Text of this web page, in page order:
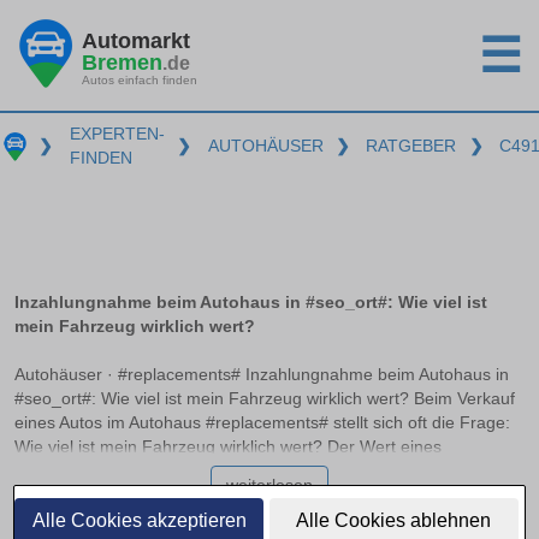
Alle Cookies akzeptieren Alle Cookies ablehnen
Automarkt
Bremen.de
Autos einfach finden ☰
❯
EXPERTEN-
FINDEN
❯ AUTOHÄUSER ❯ RATGEBER ❯
Inzahlungnahme beim Autohaus in #seo_ort#: Wie viel ist
mein Fahrzeug wirklich wert?
Autohäuser · #replacements# Inzahlungnahme beim Autohaus in
#seo_ort#: Wie viel ist mein Fahrzeug wirklich wert? Beim Verkauf
eines Autos im Autohaus #replacements# stellt sich oft die Frage:
Wie viel ist mein Fahrzeug wirklich wert? Der Wert eines
Fahrzeugs variiert erheblich je nach Marktbedingungen und
Kalkulationsmethoden der Händler. In diesem Artikel erfahren Sie,
wie der Marktwert vom Händlereinkaufspreis zu unterscheiden ist
weiterlesen